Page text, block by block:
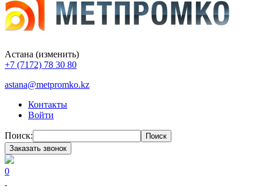
Астана (изменить)
+7 (7172) 78 30 80
astana@metpromko.kz
Контакты
Войти
Поиск:
Поиск
Заказать звонок
0